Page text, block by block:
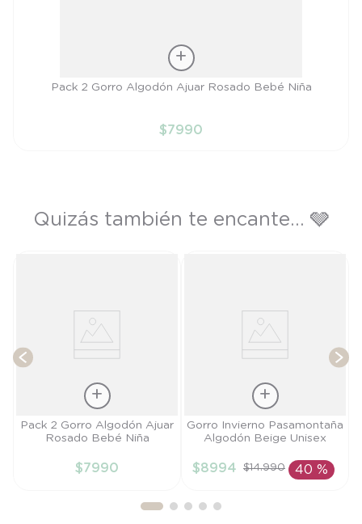
Pack 2 Gorro Algodón Ajuar Rosado Bebé Niña
$7990
Quizás también te encante... 🩶
Talla
Pack 2 Gorro Algodón Ajuar
Rosado Bebé Niña
$7990
Talla
AÑADIR AL
Gorro Invierno Pasamontaña
Algodón Beige Unisex
$8994 $14.990 40 %